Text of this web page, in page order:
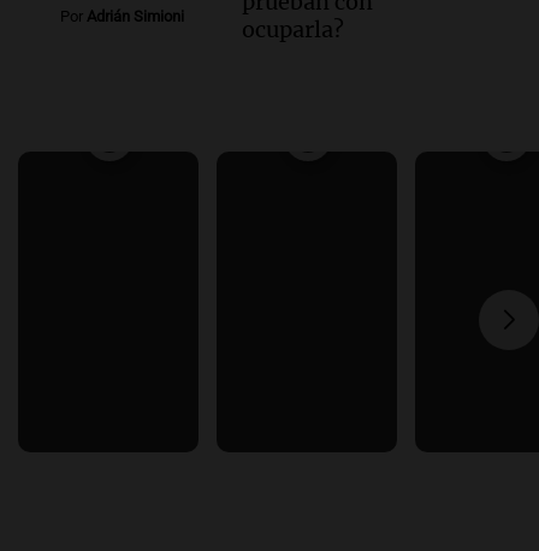
Por Adrián Simioni
ocuparla?